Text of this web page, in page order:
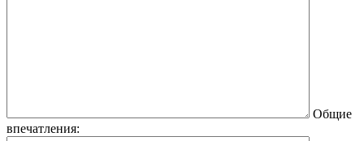
Общие
впечатления: